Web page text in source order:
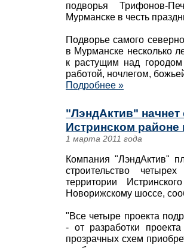
подворья Трифонов-
Мурманске в честь
Подворье самого
в Мурманске несколько
к растущим над
работой, ночлегом,
Подробнее »
"ЛэндАктив" начнет
Истринском районе
1 марта 2011 года
Компания "ЛэндАктив"
строительство
территории
Новорижскому шоссе,
"Все четыре проекта
- от разработки
прозрачных схем